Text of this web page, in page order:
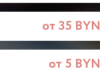
от 35 BYN
от 5 BYN